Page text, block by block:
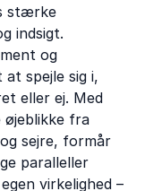
stærke
indsigt.
og
spejle sig i,
eller ej. Med
fra
sejre, formår
paralleller
virkelighed –